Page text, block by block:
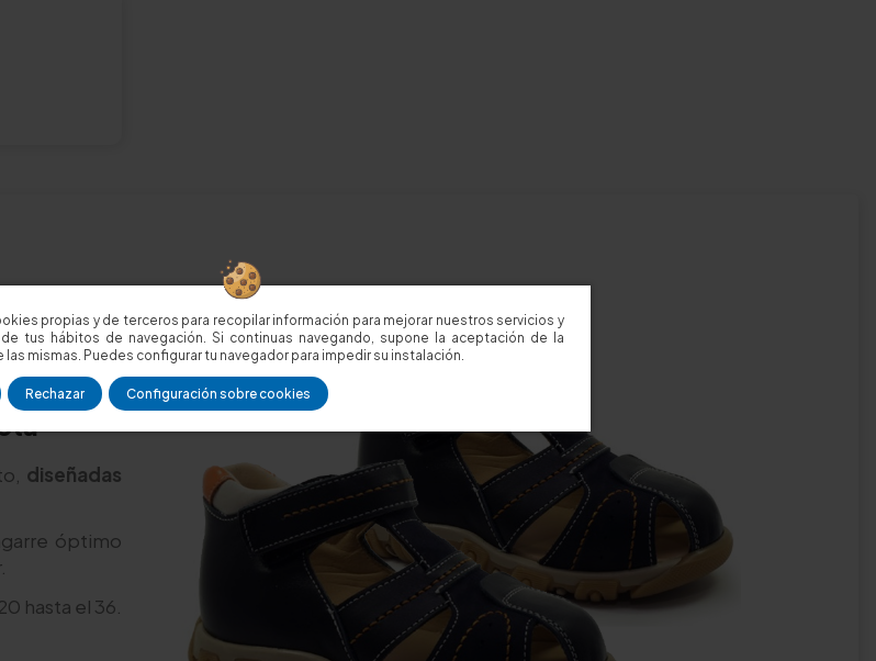
propias y de terceros para recopilar información para mejorar nuestros servicios y
de tus hábitos de navegación. Si continuas navegando, supone la aceptación de la
las mismas. Puedes configurar tu navegador para impedir su instalación.
Rechazar Configuración sobre cookies
diseñadas
óptimo
hasta el 36.